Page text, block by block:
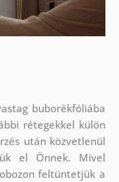
buborékfóliába
rétegekkel külön
után közvetlenül
el Önnek. Mivel
feltüntetjük a